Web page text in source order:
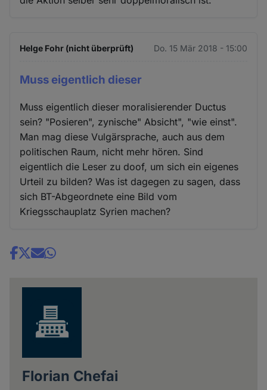
Helge Fohr (nicht überprüft) Do. 15 Mär 2018 - 15:00
Muss eigentlich dieser
Muss eigentlich dieser moralisierender Ductus
sein? "Posieren", zynische" Absicht", "wie einst".
Man mag diese Vulgärsprache, auch aus dem
politischen Raum, nicht mehr hören. Sind
eigentlich die Leser zu doof, um sich ein eigenes
Urteil zu bilden? Was ist dagegen zu sagen, dass
sich BT-Abgeordnete eine Bild vom
Kriegsschauplatz Syrien machen?
Share
Florian Chefai